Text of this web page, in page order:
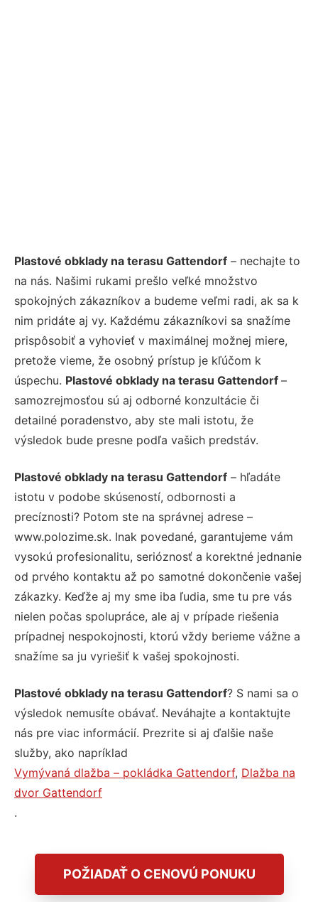
Plastové obklady na terasu Gattendorf – nechajte to
na nás. Našimi rukami prešlo veľké množstvo
spokojných zákazníkov a budeme veľmi radi, ak sa k
nim pridáte aj vy. Každému zákazníkovi sa snažíme
prispôsobiť a vyhovieť v maximálnej možnej miere,
pretože vieme, že osobný prístup je kľúčom k
úspechu. Plastové obklady na terasu Gattendorf –
samozrejmosťou sú aj odborné konzultácie či
detailné poradenstvo, aby ste mali istotu, že
výsledok bude presne podľa vašich predstáv.
Plastové obklady na terasu Gattendorf – hľadáte
istotu v podobe skúseností, odbornosti a
precíznosti? Potom ste na správnej adrese –
www.polozime.sk. Inak povedané, garantujeme vám
vysokú profesionalitu, serióznosť a korektné jednanie
od prvého kontaktu až po samotné dokončenie vašej
zákazky. Keďže aj my sme iba ľudia, sme tu pre vás
nielen počas spolupráce, ale aj v prípade riešenia
prípadnej nespokojnosti, ktorú vždy berieme vážne a
snažíme sa ju vyriešiť k vašej spokojnosti.
Plastové obklady na terasu Gattendorf? S nami sa o
výsledok nemusíte obávať. Neváhajte a kontaktujte
nás pre viac informácií. Prezrite si aj ďalšie naše
služby, ako napríklad
Vymývaná dlažba – pokládka Gattendorf, Dlažba na
dvor Gattendorf
.
POŽIADAŤ O CENOVÚ PONUKU